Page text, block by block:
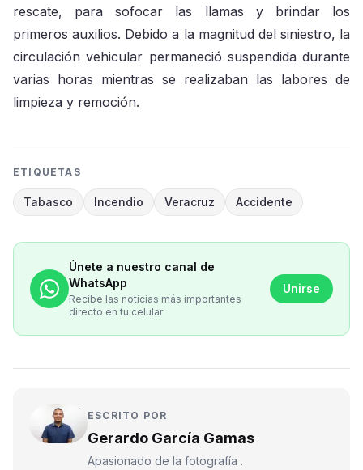
rescate, para sofocar las llamas y brindar los
primeros auxilios. Debido a la magnitud del siniestro, la
circulación vehicular permaneció suspendida durante
varias horas mientras se realizaban las labores de
limpieza y remoción.
ETIQUETAS
Tabasco Incendio Veracruz Accidente
Únete a nuestro canal de
WhatsApp
Recibe las noticias más importantes
directo en tu celular
Unirse
ESCRITO POR
Gerardo García Gamas
Apasionado de la fotografía .